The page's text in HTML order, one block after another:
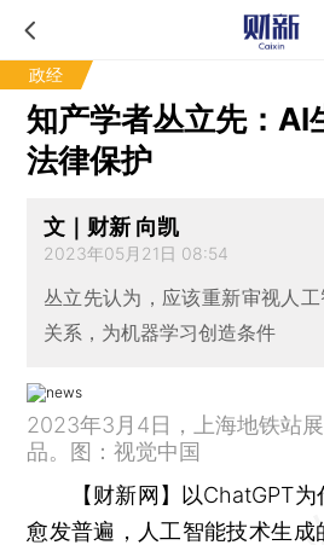
政经
知产学者丛立先：AI
法律保护
文｜财新 向凯
2023年05月21日 08:54
丛立先认为，应该重新审视人
关系，为机器学习创造条件
2023年3月4日，上海地铁站
品。图：视觉中国
【财新网】
以ChatGPT
愈发普遍，人工智能技术生成